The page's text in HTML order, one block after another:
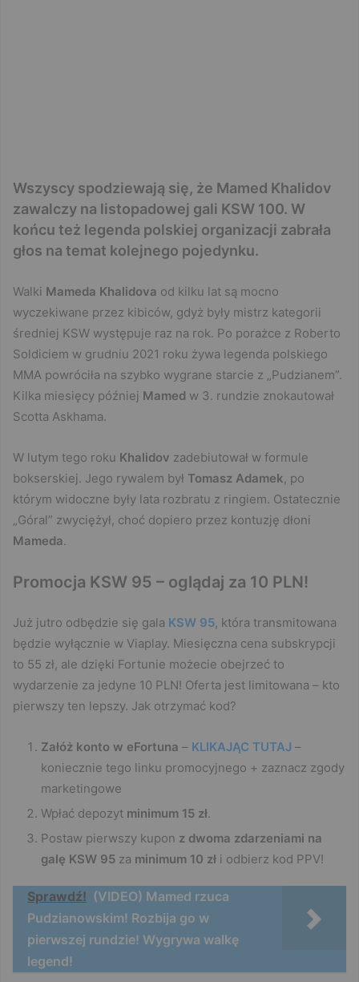
Wszyscy spodziewają się, że Mamed Khalidov
zawalczy na listopadowej gali KSW 100. W
końcu też legenda polskiej organizacji zabrała
głos na temat kolejnego pojedynku.
Walki Mameda Khalidova od kilku lat są mocno
wyczekiwane przez kibiców, gdyż były mistrz kategorii
średniej KSW występuje raz na rok. Po porażce z Roberto
Soldiciem w grudniu 2021 roku żywa legenda polskiego
MMA powróciła na szybko wygrane starcie z „Pudzianem”.
Kilka miesięcy później Mamed w 3. rundzie znokautował
Scotta Askhama.
W lutym tego roku Khalidov zadebiutował w formule
bokserskiej. Jego rywalem był Tomasz Adamek, po
którym widoczne były lata rozbratu z ringiem. Ostatecznie
„Góral” zwyciężył, choć dopiero przez kontuzję dłoni
Mameda.
Promocja KSW 95 – oglądaj za 10 PLN!
Już jutro odbędzie się gala KSW 95, która transmitowana
będzie wyłącznie w Viaplay. Miesięczna cena subskrypcji
to 55 zł, ale dzięki Fortunie możecie obejrzeć to
wydarzenie za jedyne 10 PLN! Oferta jest limitowana – kto
pierwszy ten lepszy. Jak otrzymać kod?
Załóż konto w eFortuna – KLIKAJĄC TUTAJ –
koniecznie tego linku promocyjnego + zaznacz zgody
marketingowe
Wpłać depozyt minimum 15 zł.
Postaw pierwszy kupon z dwoma zdarzeniami na
galę KSW 95 za minimum 10 zł i odbierz kod PPV!
Sprawdź! (VIDEO) Mamed rzuca
Pudzianowskim! Rozbija go w
pierwszej rundzie! Wygrywa walkę
legend!